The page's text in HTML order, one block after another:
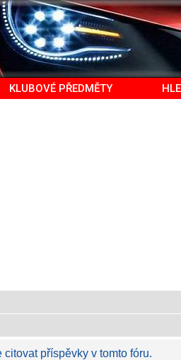
KLUBOVÉ PŘEDMĚTY
příspěvky v tomto fóru.